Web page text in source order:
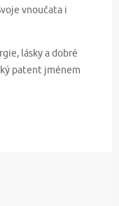
vnoučata i
lásky a dobré
patent jménem